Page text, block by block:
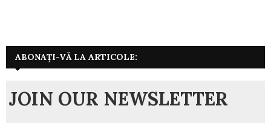
ABONAȚI-VĂ LA ARTICOLE:
JOIN OUR NEWSLETTER